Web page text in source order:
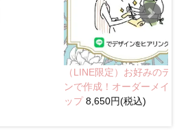
（LINE限定）お好みのデ
ンで作成！オーダーメイ
ップ8,650円(税込)